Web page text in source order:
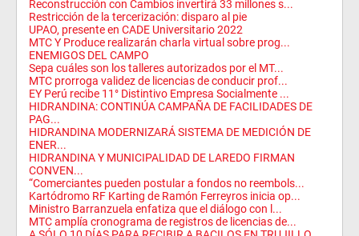
Reconstrucción con Cambios invertirá 33 millones s...
Restricción de la tercerización: disparo al pie
UPAO, presente en CADE Universitario 2022
MTC Y Produce realizarán charla virtual sobre prog...
ENEMIGOS DEL CAMPO
Sepa cuáles son los talleres autorizados por el MT...
MTC prorroga validez de licencias de conducir prof...
EY Perú recibe 11° Distintivo Empresa Socialmente ...
HIDRANDINA: CONTINÚA CAMPAÑA DE FACILIDADES DE
PAG...
HIDRANDINA MODERNIZARÁ SISTEMA DE MEDICIÓN DE
ENER...
HIDRANDINA Y MUNICIPALIDAD DE LAREDO FIRMAN
CONVEN...
“Comerciantes pueden postular a fondos no reembols...
Kartódromo RF Karting de Ramón Ferreyros inicia op...
Ministro Barranzuela enfatiza que el diálogo con l...
MTC amplía cronograma de registros de licencias de...